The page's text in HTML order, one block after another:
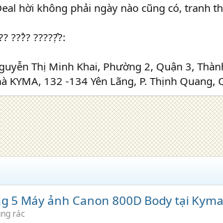
hời không phải ngày nào cũng có, tranh
???̉? ?????̣̂?:
Thị Minh Khai, Phường 2, Quận 3,
KYMA, 132 -134 Yên Lãng, P. Thịnh Quang,
5 Máy ảnh Canon 800D Body tại Kyma
rác